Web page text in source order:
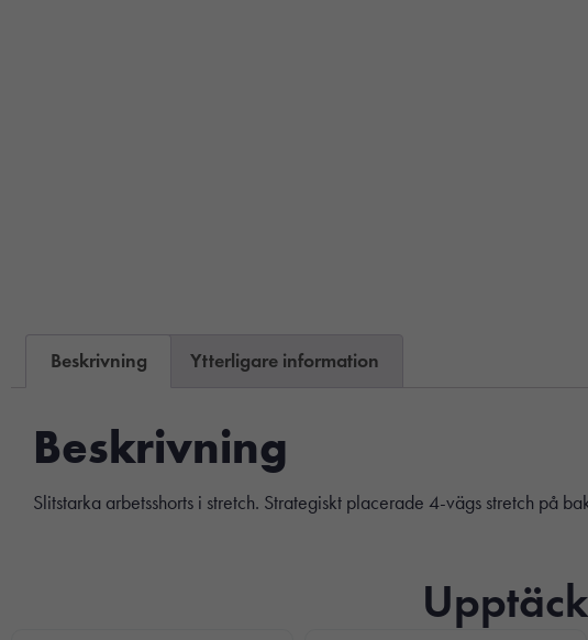
Beskrivning Ytterligare information
Beskrivning
Slitstarka arbetsshorts i stretch. Strategiskt placerade 4-vägs stretch på